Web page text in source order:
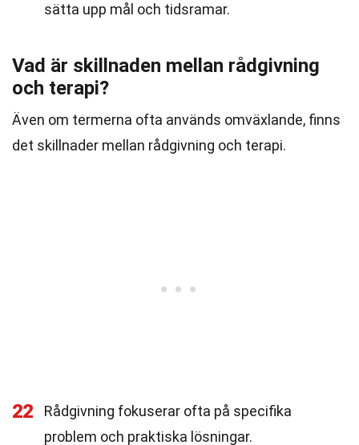
sätta upp mål och tidsramar.
Vad är skillnaden mellan rådgivning
och terapi?
Även om termerna ofta används omväxlande, finns
det skillnader mellan rådgivning och terapi.
22
Rådgivning fokuserar ofta på specifika
problem och praktiska lösningar.